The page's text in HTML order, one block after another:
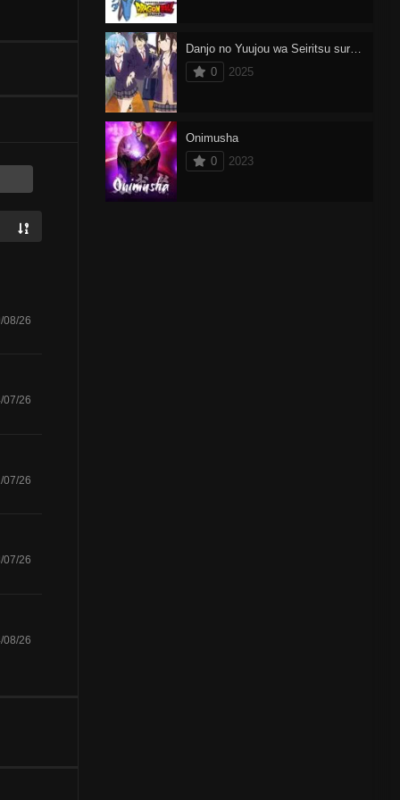
08/26
07/26
07/26
07/26
08/26
Danjo no Yuujou wa Seiritsu suru? (Iya, Shinai!!)
0
2025
Onimusha
0
2023